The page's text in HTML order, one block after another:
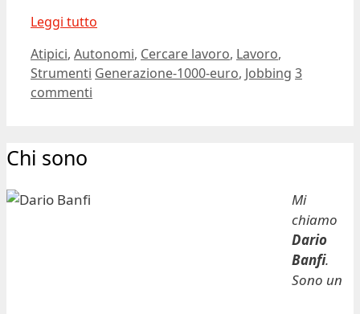
Leggi tutto
Categorie
Atipici, Autonomi, Cercare lavoro, Lavoro,
Strumenti Tag
Generazione-1000-euro, Jobbing 3
commenti
Chi sono
Mi
chiamo
Dario
Banfi.
Sono un